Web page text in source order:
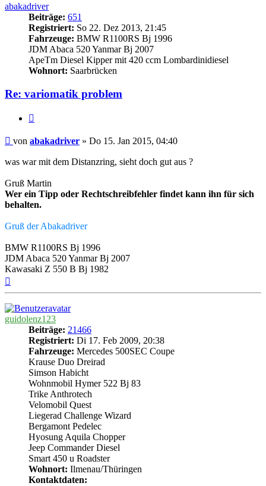
abakadriver
Beiträge: 651
Registriert: So 22. Dez 2013, 21:45
Fahrzeuge: BMW R1100RS Bj 1996
JDM Abaca 520 Yanmar Bj 2007
ApeTm Diesel Kipper mit 420 ccm Lombardinidiesel
Wohnort: Saarbrücken
Re: variomatik problem
Beitrag
von abakadriver » Do 15. Jan 2015, 04:40
was war mit dem Distanzring, sieht doch gut aus ?
Gruß Martin
Wer ein Tipp oder Rechtschreibfehler findet kann ihn für sich
behalten.
Gruß der Abakadriver
BMW R1100RS Bj 1996
JDM Abaca 520 Yanmar Bj 2007
Kawasaki Z 550 B Bj 1982
guidolenz123
Beiträge: 21466
Registriert: Di 17. Feb 2009, 20:38
Fahrzeuge: Mercedes 500SEC Coupe
Krause Duo Dreirad
Simson Habicht
Wohnmobil Hymer 522 Bj 83
Trike Anthrotech
Velomobil Quest
Liegerad Challenge Wizard
Bergamont Pedelec
Hyosung Aquila Chopper
Jeep Commander Diesel
Smart 450 u Roadster
Wohnort: Ilmenau/Thüringen
Kontaktdaten: